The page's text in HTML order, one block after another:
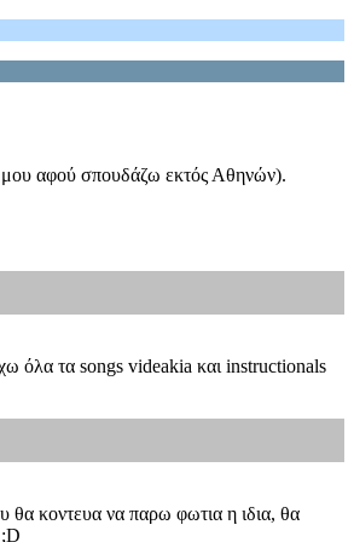
μου αφού σπουδάζω εκτός Αθηνών).
όλα τα songs videakia και instructionals
θα κοντευα να παρω φωτια η ιδια, θα